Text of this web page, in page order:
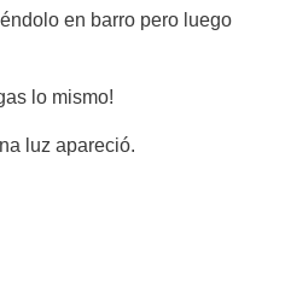
en barro pero luego
lo mismo!
luz apareció.